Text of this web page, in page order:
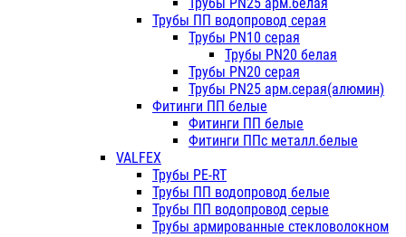
Трубы ПП водопровод серая
Трубы PN10 серая
Трубы PN20 белая
Трубы PN20 серая
Трубы PN25 арм.серая(алюмин)
Фитинги ПП белые
Фитинги ПП белые
Фитинги ППс металл.белые
VALFEX
Трубы PE-RT
Трубы ПП водопровод белые
Трубы ПП водопровод серые
Трубы армированные стекловолокном